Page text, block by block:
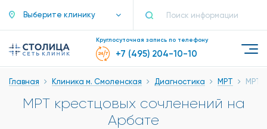
Выберите клинику
Круглосуточная запись по телефону
+7 (495) 204-10-10
Главная Клиника м. Смоленская Диагностика МРТ МРТ
МРТ крестцовых сочленений на
Арбате